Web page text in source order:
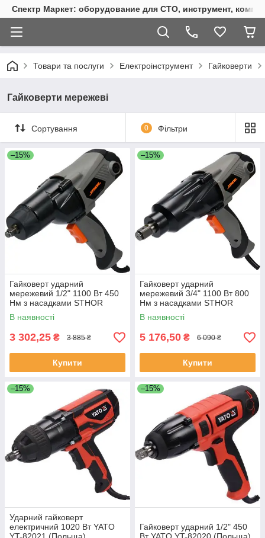
Спектр Маркет: оборудование для СТО, инструмент,
Товари та послуги Електроінструмент Гайковерти
Гайковерти мережеві
Сортування 0 Фільтри
–15%
Гайковерт ударний
мережевий 1/2" 1100 Вт 450
Нм з насадками STHOR
57092 (Польща)
В наявності
3 302,25 ₴ 3 885 ₴
Купити
–15%
Гайковерт ударний
мережевий 3/4" 1100 Вт 800
Нм з насадками STHOR
57097 (Польща)
В наявності
5 176,50 ₴ 6 090 ₴
Купити
–15%
Ударний гайковерт
електричний 1020 Вт YATO
–15%
Гайковерт ударний 1/2" 450